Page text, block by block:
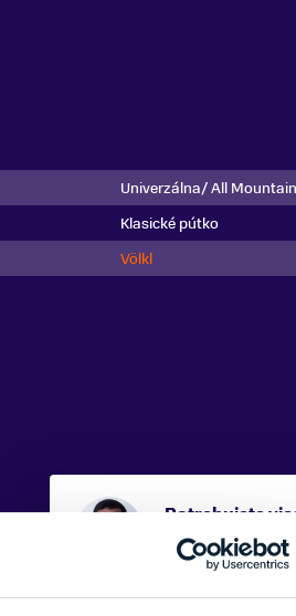
Univerzálna/ All Mountain
Klasické pútko
Völkl
Potrebujete
Sme tu pre vás.